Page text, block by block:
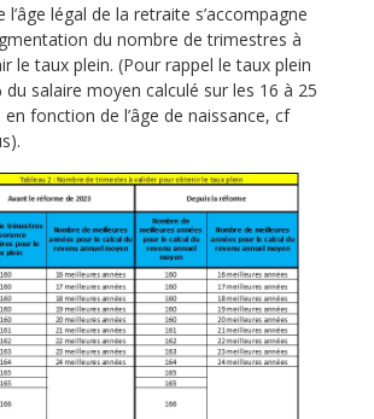
l’âge légal de la retraite s’accompagne
du nombre de trimestres à
le taux plein. (Pour rappel le taux plein
salaire moyen calculé sur les 16 à 25
fonction de l’âge de naissance, cf